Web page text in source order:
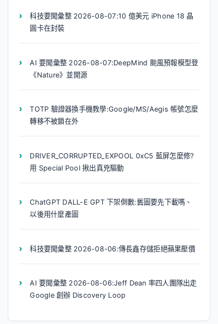
科技要聞彙整 2026-08-07:10 億美元 iPhone 18 晶
圓卡在封裝
AI 要聞彙整 2026-08-07:DeepMind 颱風預報模型登
《Nature》並開源
TOTP 驗證器換手機教學:Google/MS/Aegis 帳號怎麼
轉移不被鎖在外
DRIVER_CORRUPTED_EXPOOL 0xC5 藍屏怎麼修?
用 Special Pool 揪出真兇驅動
ChatGPT DALL-E GPT 下架倒數:舊圖要先下載嗎、
以後用什麼產圖
科技要聞彙整 2026-08-06:傳長鑫存儲拒絕蘋果壓價
AI 要聞彙整 2026-08-06:Jeff Dean 率四人團隊出走
Google 創辦 Discovery Loop